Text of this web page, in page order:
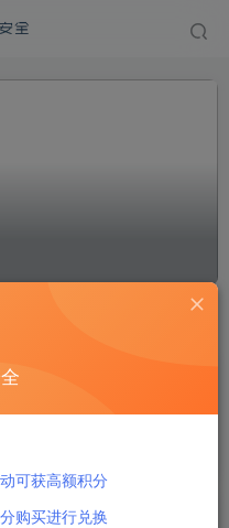
综合漏洞检测工具
漏洞检测工具
可获高额积分
购买进行兑换